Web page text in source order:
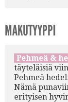
MAKUTYYPPI
Pehmeä &
täyteläisiä
Pehmeä
Nämä
erityisen